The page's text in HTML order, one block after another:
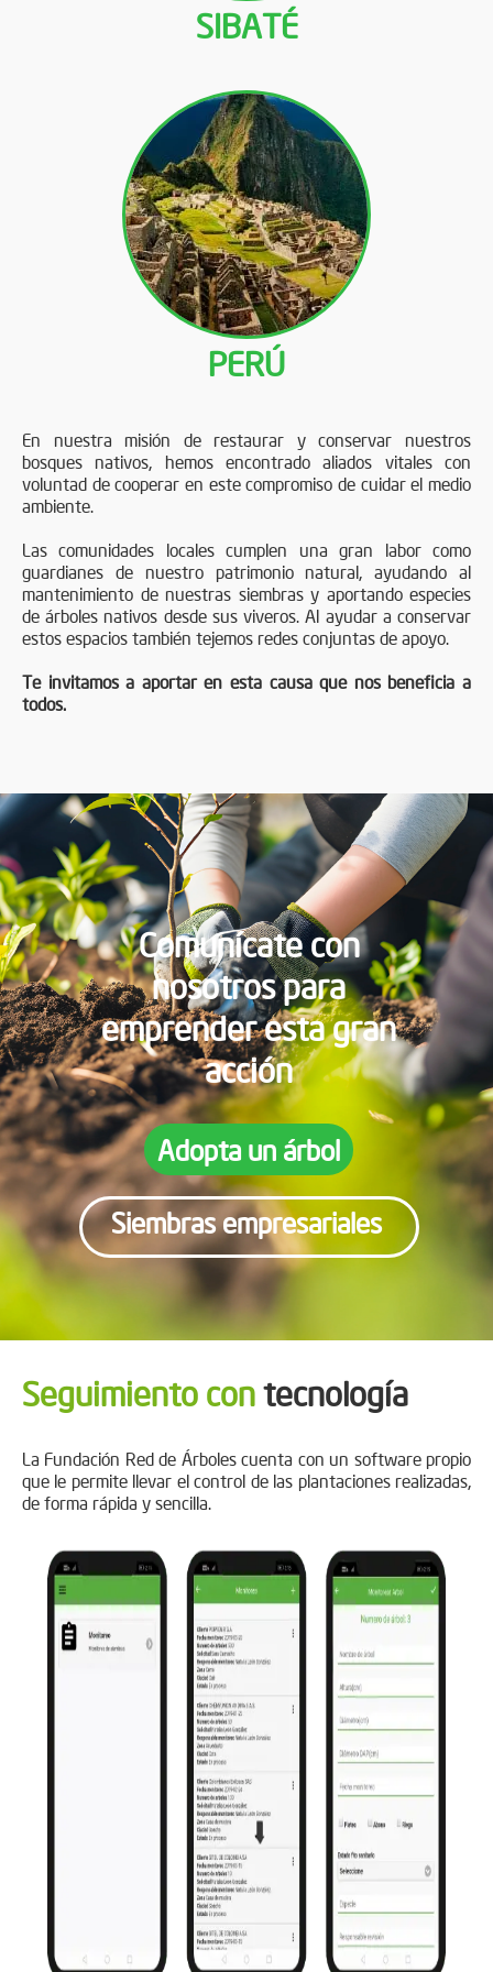
SIBATÉ
PERÚ
En nuestra misión de restaurar y conservar nuestros
bosques nativos, hemos encontrado aliados vitales con
voluntad de cooperar en este compromiso de cuidar el medio
ambiente.
Las comunidades locales cumplen una gran labor como
guardianes de nuestro patrimonio natural, ayudando al
mantenimiento de nuestras siembras y aportando especies
de árboles nativos desde sus viveros. Al ayudar a conservar
estos espacios también tejemos redes conjuntas de apoyo.
Te invitamos a aportar en esta causa que nos beneficia a
todos.
Comunícate con
nosotros para
emprender esta gran
acción
Adopta un árbol
Siembras empresariales
Seguimiento contecnología
La Fundación Red de Árboles cuenta con un software propio
que le permite llevar el control de las plantaciones realizadas,
de forma rápida y sencilla.